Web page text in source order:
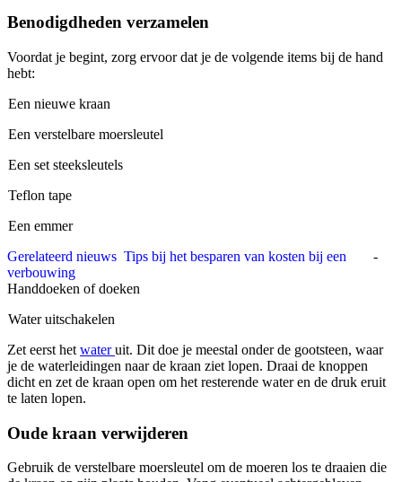
Benodigdheden verzamelen
Voordat je begint, zorg ervoor dat je de volgende items bij de hand
hebt:
Een nieuwe kraan
Een verstelbare moersleutel
Een set steeksleutels
Teflon tape
Een emmer
Gerelateerd nieuws Tips bij het besparen van kosten bij een
verbouwing
-
Handdoeken of doeken
Water uitschakelen
Zet eerst het wateruit. Dit doe je meestal onder de gootsteen, waar
je de waterleidingen naar de kraan ziet lopen. Draai de knoppen
dicht en zet de kraan open om het resterende water en de druk eruit
te laten lopen.
Oude kraan verwijderen
Gebruik de verstelbare moersleutel om de moeren los te draaien die